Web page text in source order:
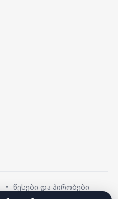
• წესები და პირობები